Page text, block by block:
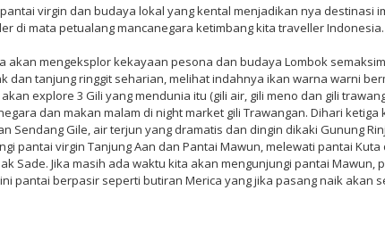
virgin dan budaya lokal yang kental menjadikan nya destinasi
di mata petualang mancanegara ketimbang kita traveller Indonesia.
akan mengeksplor kekayaan pesona dan budaya Lombok
dan tanjung ringgit seharian, melihat indahnya ikan warna warni
explore 3 Gili yang mendunia itu (gili air, gili meno dan gili
dan makan malam di night market gili Trawangan. Dihari ketiga
Sendang Gile, air terjun yang dramatis dan dingin dikaki Gunung
pantai virgin Tanjung Aan dan Pantai Mawun, melewati pantai Kuta
Sade. Jika masih ada waktu kita akan mengunjungi pantai Mawun,
pantai berpasir seperti butiran Merica yang jika pasang naik akan